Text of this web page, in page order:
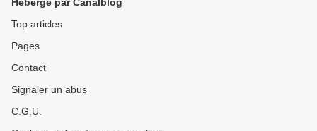
Top articles
Pages
Contact
Signaler un abus
C.G.U.